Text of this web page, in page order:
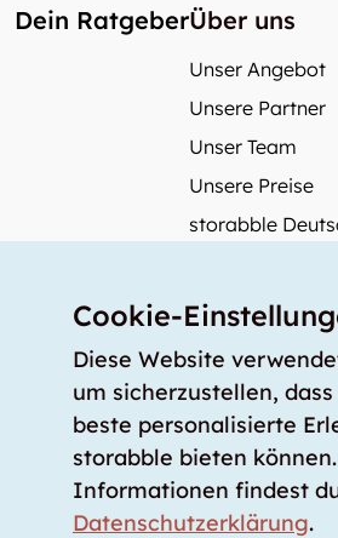
Dein RatgeberÜber uns
Unser Angebot
Unsere Partner
Unser Team
Unsere Preise
storabble
Mehr über storabble
Medienbeiträge
Wie gross muss ein Lagerraum
Was kostet ein Lagerraum?
Für Lageranbieter
Cookie-
Diese Website
um sicherzustellen,
beste personalisierte
storabble bieten
Informationen findest
Datenschutzerklärung.